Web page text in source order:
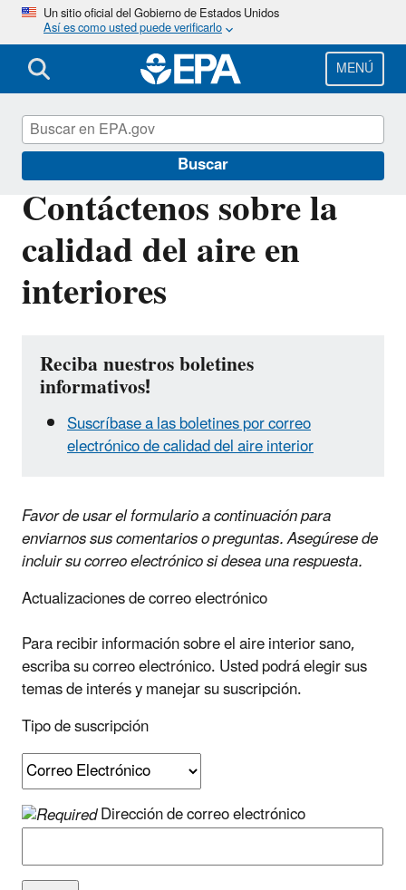
Pasar
al
contenido
principal
Un sitio oficial del Gobierno de Estados Unidos
Así es como usted puede verificarlo
MENÚ
Buscar
Contáctenos sobre la
calidad del aire en
interiores
Reciba nuestros boletines
informativos!
Suscríbase a las boletines por correo
electrónico de calidad del aire interior
Favor de usar el formulario a continuación para
enviarnos sus comentarios o preguntas. Asegúrese de
incluir su correo electrónico si desea una respuesta.
Actualizaciones de correo electrónico
Para recibir información sobre el aire interior sano,
escriba su correo electrónico. Usted podrá elegir sus
temas de interés y manejar su suscripción.
Tipo de suscripción
Dirección de correo electrónico
Calidad del aire interior